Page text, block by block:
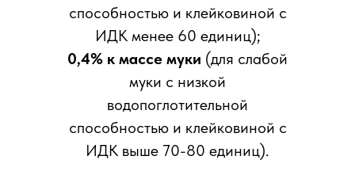
способностью и клейковиной с
ИДК менее 60 единиц);
0,4% к массе муки (для слабой
муки с низкой
водопоглотительной
способностью и клейковиной с
ИДК выше 70-80 единиц).